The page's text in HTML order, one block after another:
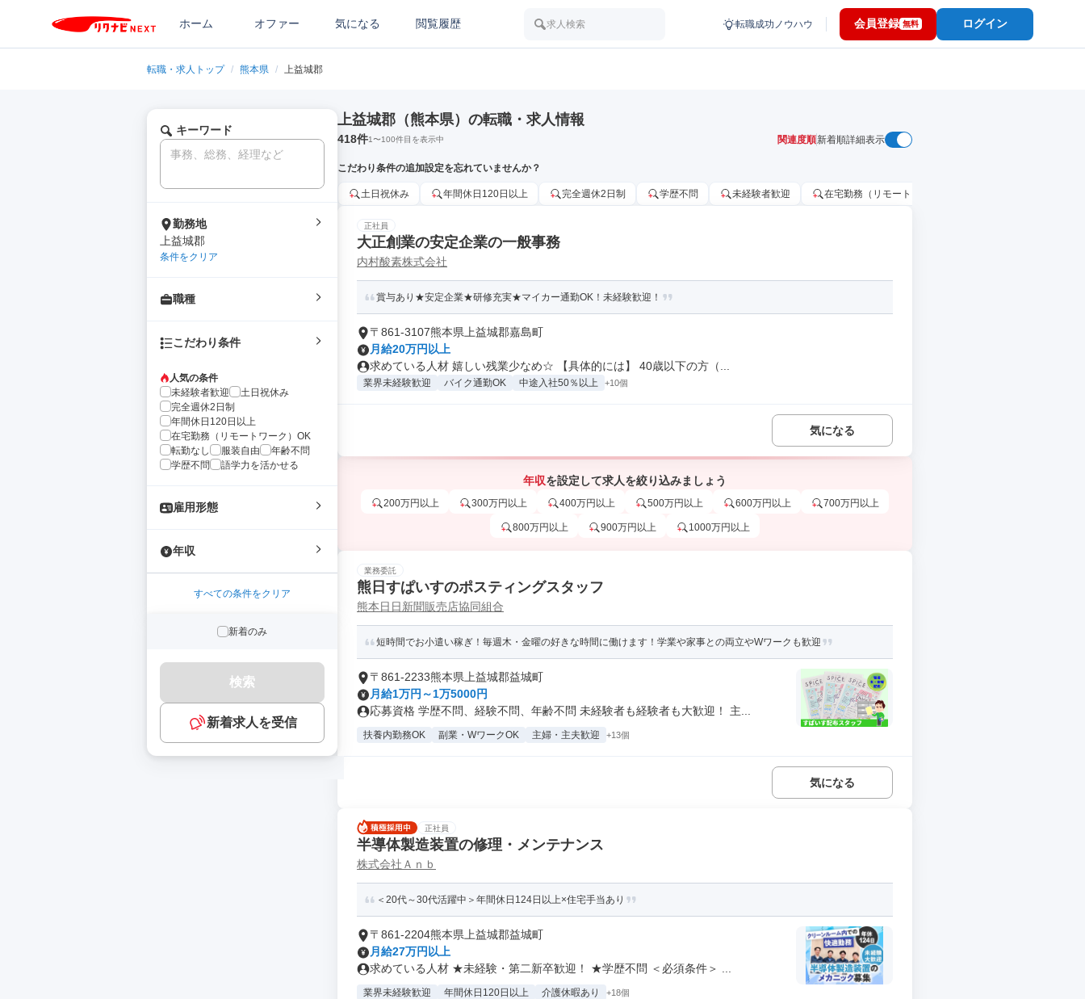
ホーム オファー 気になる 閲覧履歴 求人検索 転職成功ノウハウ 会員登録 無料 ログイン
転職・求人トップ / 熊本県 / 上益城郡
キーワード
勤務地
上益城郡
条件をクリア
職種
こだわり条件
人気の条件
未経験者歓迎
土日祝休み
完全週休2日制
年間休日120日以上
在宅勤務（リモートワーク）OK
転勤なし
服装自由
年齢不問
学歴不問
語学力を活かせる
雇用形態
年収
すべての条件をクリア
新着のみ
検索
新着求人を受信
上益城郡（熊本県）の転職・求人情報
418件1〜100件目を表示中 関連度順新着順詳細表示
こだわり条件の追加設定を忘れていませんか？
土日祝休み 年間休日120日以上 完全週休2日制 学歴不問 未経験者歓迎 在宅勤務（リモートワーク）OK
正社員
大正創業の安定企業の一般事務
内村酸素株式会社
賞与あり★安定企業★研修充実★マイカー通勤OK！未経験歓迎！
〒861-3107熊本県上益城郡嘉島町
月給20万円以上
求めている人材 嬉しい残業少なめ☆ 【具体的には】 40歳以下の方（...
業界未経験歓迎 バイク通勤OK 中途入社50％以上 +10個
気になる
年収を設定して求人を絞り込みましょう
200万円以上 300万円以上 400万円以上 500万円以上 600万円以上 700万円以上
800万円以上 900万円以上 1000万円以上
業務委託
熊日すぱいすのポスティングスタッフ
熊本日日新聞販売店協同組合
短時間でお小遣い稼ぎ！毎週⽊・⾦曜の好きな時間に働けます！学業や家事との両立やWワークも歓迎
〒861-2233熊本県上益城郡益城町
月給1万円～1万5000円
応募資格 学歴不問、経験不問、年齢不問 未経験者も経験者も大歓迎！ 主...
扶養内勤務OK 副業・WワークOK 主婦・主夫歓迎 +13個
気になる
正社員
半導体製造装置の修理・メンテナンス
株式会社Ａｎｂ
＜20代～30代活躍中＞年間休日124日以上×住宅手当あり
〒861-2204熊本県上益城郡益城町
月給27万円以上
求めている人材 ★未経験・第二新卒歓迎！ ★学歴不問 ＜必須条件＞ ...
業界未経験歓迎 年間休日120日以上 介護休暇あり +18個